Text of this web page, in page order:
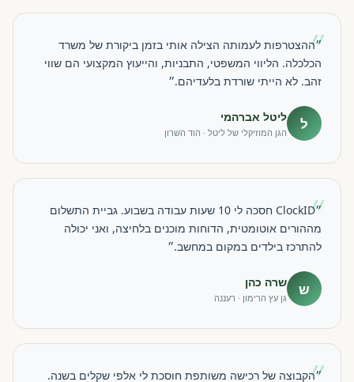
״
״ההצטרפות לעמותה הצילה אותי בזמן ביקורת של משרד
הכלכלה. הליווי המשפטי, התבניות, והייעוץ המקצועי הם שווי
זהב. לא הייתי שורדת בלעדיהם.״
ל ליטל אברהמי
הגן המוזיקלי של ליטל · הוד השרון
״
״ClockID חסכה לי 10 שעות עבודה בשבוע. גביית התשלום
מההורים אוטומטית, הדוחות מוכנים בלחיצה, ואני יכולה
להתרכז בילדים במקום במחשב.״
ש שרה כהן
גן עץ הרימון · רעננה
״הקבוצה של רכישה משותפת חוסכת לי אלפי שקלים בשנה.